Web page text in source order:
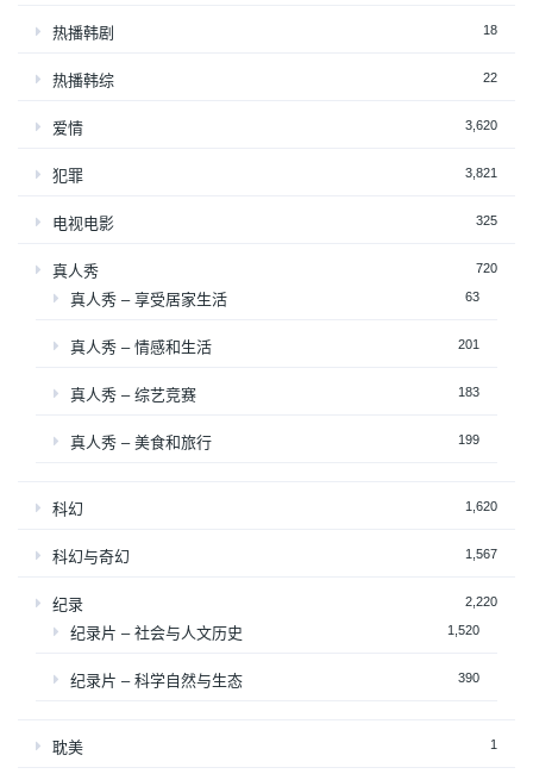
热播韩剧 18
热播韩综 22
爱情 3,620
犯罪 3,821
电视电影 325
真人秀 720
真人秀 – 享受居家生活 63
真人秀 – 情感和生活 201
真人秀 – 综艺竞赛 183
真人秀 – 美食和旅行 199
科幻 1,620
科幻与奇幻 1,567
纪录 2,220
纪录片 – 社会与人文历史 1,520
纪录片 – 科学自然与生态 390
耽美 1